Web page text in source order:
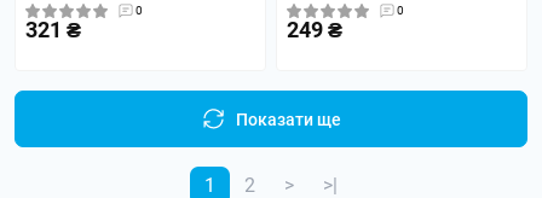
0
321 ₴
0
249 ₴
Показати ще
1 2 > >|